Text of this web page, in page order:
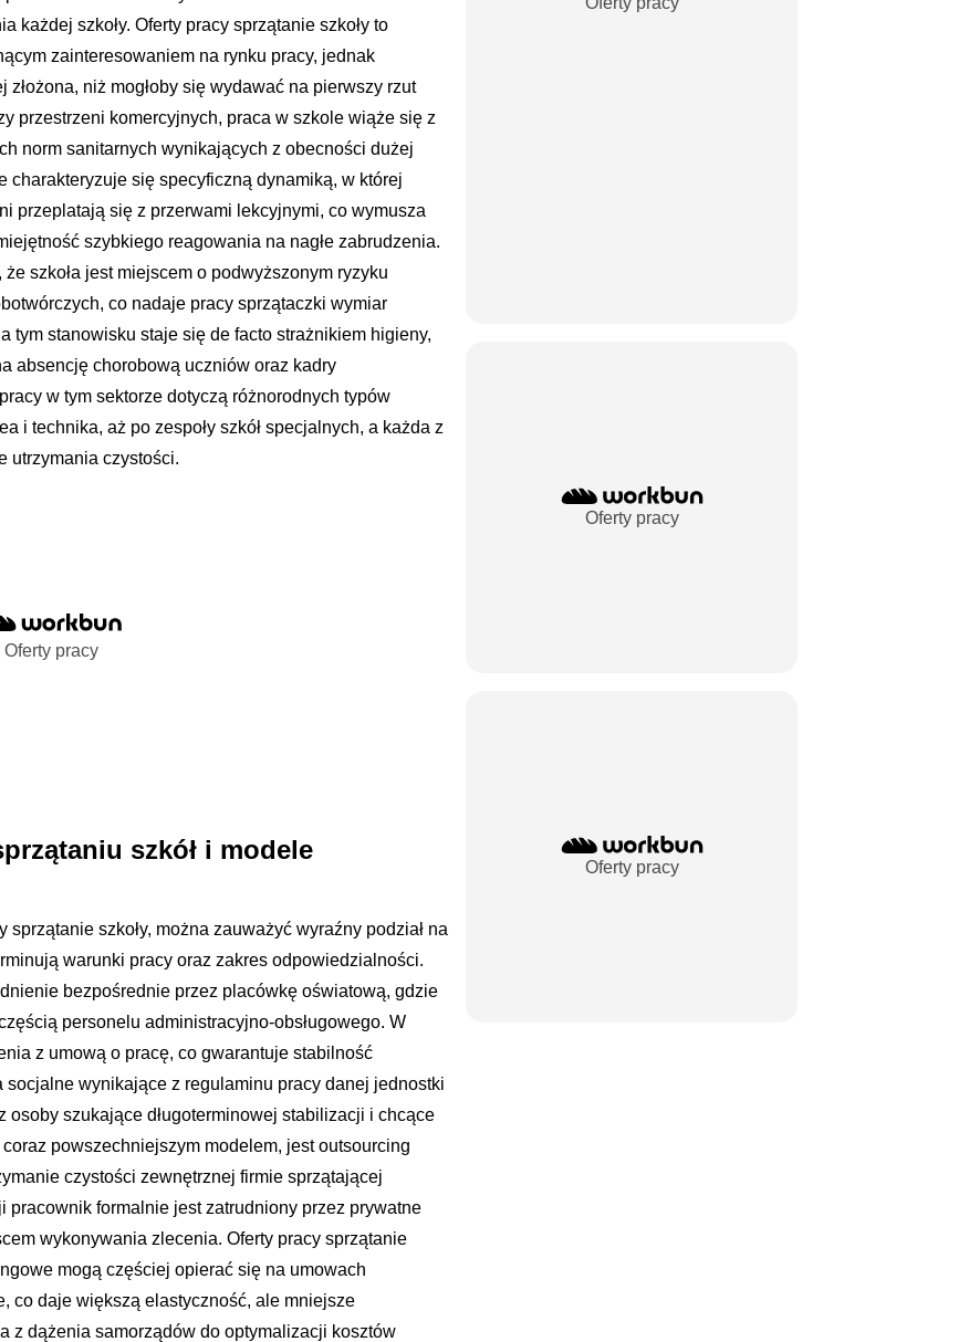
każdej szkoły. Oferty pracy sprzątanie szkoły to
zainteresowaniem na rynku pracy, jednak
niż mogłoby się wydawać na pierwszy rzut
przestrzeni komercyjnych, praca w szkole wiąże się z
norm sanitarnych wynikających z obecności dużej
charakteryzuje się specyficzną dynamiką, w której
przeplatają się z przerwami lekcyjnymi, co wymusza
szybkiego reagowania na nagłe zabrudzenia.
szkoła jest miejscem o podwyższonym ryzyku
co nadaje pracy sprzątaczki wymiar
tym stanowisku staje się de facto strażnikiem higieny,
absencję chorobową uczniów oraz kadry
w tym sektorze dotyczą różnorodnych typów
i technika, aż po zespoły szkół specjalnych, a każda z
utrzymania czystości.
Oferty pracy
szkół i modele
szkoły, można zauważyć wyraźny podział na
warunki pracy oraz zakres odpowiedzialności.
bezpośrednie przez placówkę oświatową, gdzie
personelu administracyjno-obsługowego. W
z umową o pracę, co gwarantuje stabilność
wynikające z regulaminu pracy danej jednostki
osoby szukające długoterminowej stabilizacji i chcące
powszechniejszym modelem, jest outsourcing
czystości zewnętrznej firmie sprzątającej
pracownik formalnie jest zatrudniony przez prywatne
wykonywania zlecenia. Oferty pracy sprzątanie
mogą częściej opierać się na umowach
co daje większą elastyczność, ale mniejsze
z dążenia samorządów do optymalizacji kosztów
Oferty pracy
Oferty pracy